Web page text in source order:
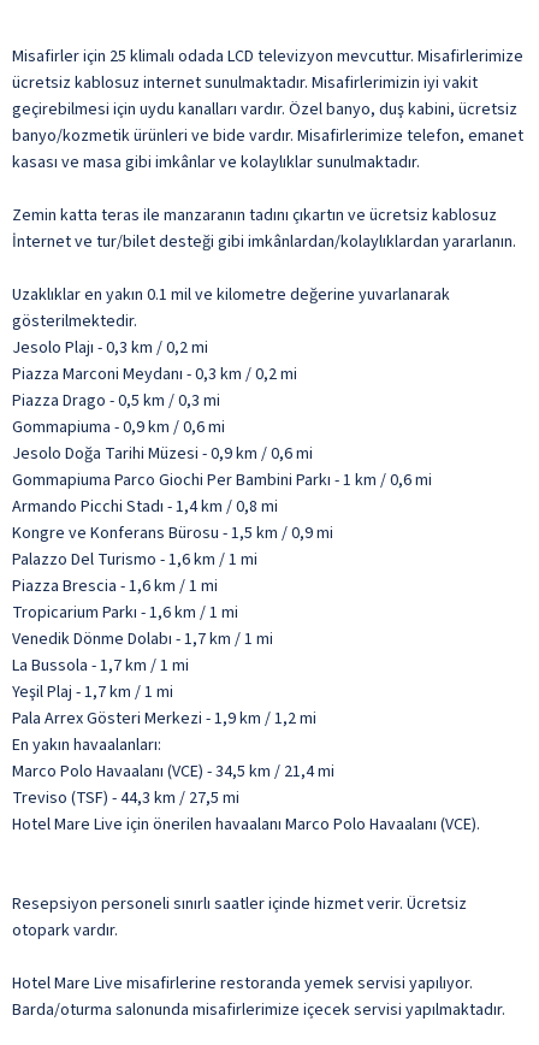
Misafirler için 25 klimalı odada LCD televizyon mevcuttur. Misafirlerimize
ücretsiz kablosuz internet sunulmaktadır. Misafirlerimizin iyi vakit
geçirebilmesi için uydu kanalları vardır. Özel banyo, duş kabini, ücretsiz
banyo/kozmetik ürünleri ve bide vardır. Misafirlerimize telefon, emanet
kasası ve masa gibi imkânlar ve kolaylıklar sunulmaktadır.
Zemin katta teras ile manzaranın tadını çıkartın ve ücretsiz kablosuz
İnternet ve tur/bilet desteği gibi imkânlardan/kolaylıklardan yararlanın.
Uzaklıklar en yakın 0.1 mil ve kilometre değerine yuvarlanarak
gösterilmektedir.
Jesolo Plajı - 0,3 km / 0,2 mi
Piazza Marconi Meydanı - 0,3 km / 0,2 mi
Piazza Drago - 0,5 km / 0,3 mi
Gommapiuma - 0,9 km / 0,6 mi
Jesolo Doğa Tarihi Müzesi - 0,9 km / 0,6 mi
Gommapiuma Parco Giochi Per Bambini Parkı - 1 km / 0,6 mi
Armando Picchi Stadı - 1,4 km / 0,8 mi
Kongre ve Konferans Bürosu - 1,5 km / 0,9 mi
Palazzo Del Turismo - 1,6 km / 1 mi
Piazza Brescia - 1,6 km / 1 mi
Tropicarium Parkı - 1,6 km / 1 mi
Venedik Dönme Dolabı - 1,7 km / 1 mi
La Bussola - 1,7 km / 1 mi
Yeşil Plaj - 1,7 km / 1 mi
Pala Arrex Gösteri Merkezi - 1,9 km / 1,2 mi
En yakın havaalanları:
Marco Polo Havaalanı (VCE) - 34,5 km / 21,4 mi
Treviso (TSF) - 44,3 km / 27,5 mi
Hotel Mare Live için önerilen havaalanı Marco Polo Havaalanı (VCE).
Resepsiyon personeli sınırlı saatler içinde hizmet verir. Ücretsiz
otopark vardır.
Hotel Mare Live misafirlerine restoranda yemek servisi yapılıyor.
Barda/oturma salonunda misafirlerimize içecek servisi yapılmaktadır.